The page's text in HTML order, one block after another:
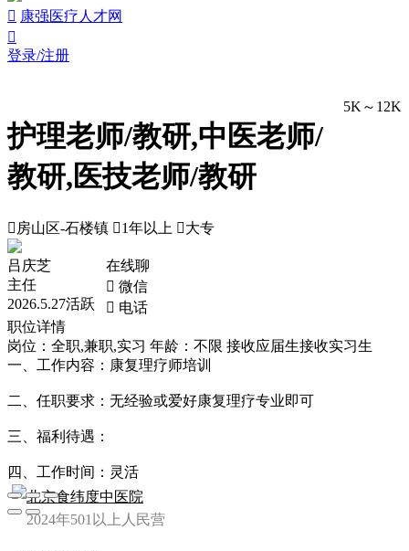
 康强医疗人才网

登录/注册
护理老师/教研,中医老师/
教研,医技老师/教研
5K～12K
 房山区-石楼镇 1年以上 大专
吕庆芝
主任
2026.5.27活跃
在线聊
 微信
 电话
职位详情
岗位：全职,兼职,实习 年龄：不限 接收应届生接收实习生
一、工作内容：康复理疗师培训
二、任职要求：无经验或爱好康复理疗专业即可
三、福利待遇：
四、工作时间：灵活
北京食纬度中医院
2024年501以上人 民营